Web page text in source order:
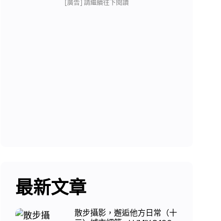
[廣告] 請繼續往下閱讀
最新文章
散步攝影，邂逅他方日常（十